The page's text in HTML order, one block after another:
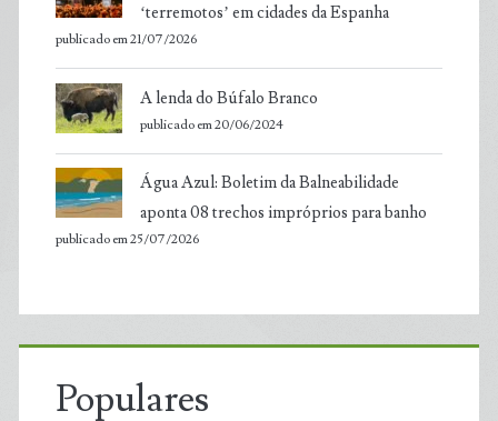
‘terremotos’ em cidades da Espanha
publicado em 21/07/2026
A lenda do Búfalo Branco
publicado em 20/06/2024
Água Azul: Boletim da Balneabilidade
aponta 08 trechos impróprios para banho
publicado em 25/07/2026
Populares